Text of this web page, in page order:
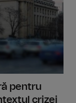
pentru
crizei